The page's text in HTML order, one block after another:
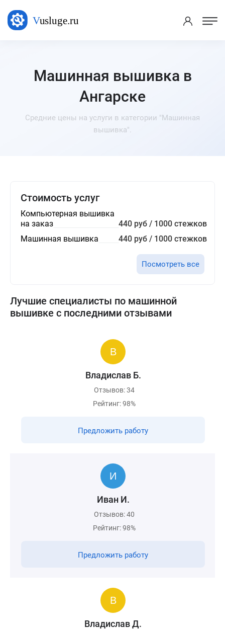
Машинная вышивка в
Ангарске
Средние цены на услуги в категории "Машинная
вышивка".
Стоимость услуг
Компьютерная вышивка
на заказ
440 руб / 1000 стежков
Машинная вышивка
440 руб / 1000 стежков
Посмотреть все
Лучшие специалисты по машинной
вышивке с последними отзывами
Владислав Б.
Отзывов: 34
Рейтинг: 98%
Предложить работу
Иван И.
Отзывов: 40
Рейтинг: 98%
Предложить работу
Владислав Д.